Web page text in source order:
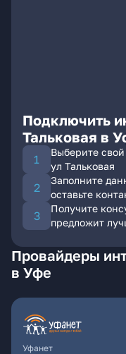
Подключить
Тальковая в
Выберите
ул Тальковая
Заполните
оставьте
Получите
предложит
Провайдеры
в Уфе
Уфанет